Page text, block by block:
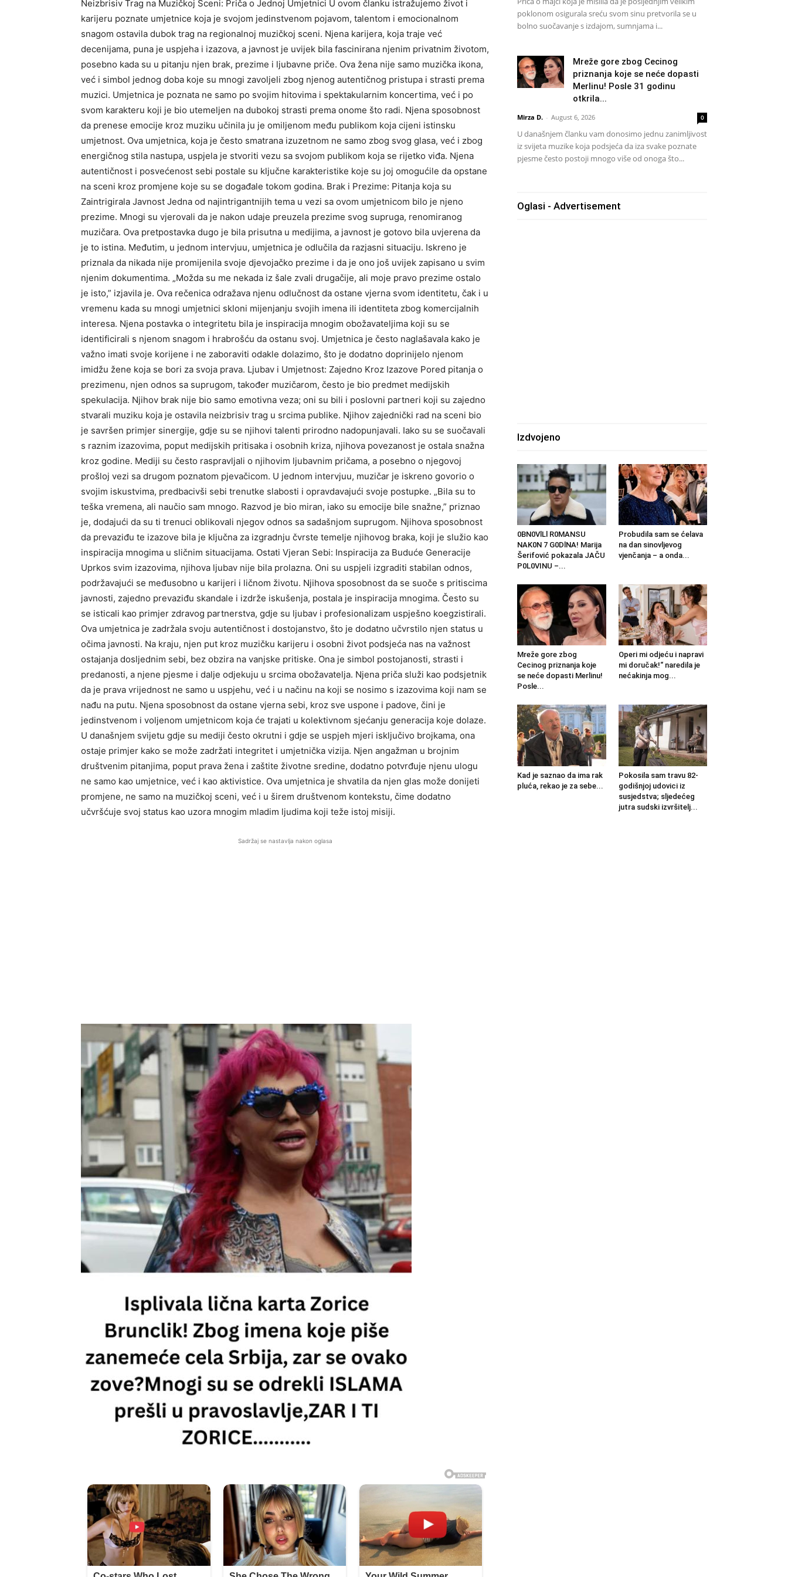
Neizbrisiv Trag na Muzičkoj Sceni: Priča o Jednoj Umjetnici U ovom članku istražujemo život i
karijeru poznate umjetnice koja je svojom jedinstvenom pojavom, talentom i emocionalnom
snagom ostavila dubok trag na regionalnoj muzičkoj sceni. Njena karijera, koja traje već
decenijama, puna je uspjeha i izazova, a javnost je uvijek bila fascinirana njenim privatnim životom,
posebno kada su u pitanju njen brak, prezime i ljubavne priče. Ova žena nije samo muzička ikona,
već i simbol jednog doba koje su mnogi zavoljeli zbog njenog autentičnog pristupa i strasti prema
muzici. Umjetnica je poznata ne samo po svojim hitovima i spektakularnim koncertima, već i po
svom karakteru koji je bio utemeljen na dubokoj strasti prema onome što radi. Njena sposobnost
da prenese emocije kroz muziku učinila ju je omiljenom među publikom koja cijeni istinsku
umjetnost. Ova umjetnica, koja je često smatrana izuzetnom ne samo zbog svog glasa, već i zbog
energičnog stila nastupa, uspjela je stvoriti vezu sa svojom publikom koja se rijetko viđa. Njena
autentičnost i posvećenost sebi postale su ključne karakteristike koje su joj omogućile da opstane
na sceni kroz promjene koje su se događale tokom godina. Brak i Prezime: Pitanja koja su
Zaintrigirala Javnost Jedna od najintrigantnijih tema u vezi sa ovom umjetnicom bilo je njeno
prezime. Mnogi su vjerovali da je nakon udaje preuzela prezime svog supruga, renomiranog
muzičara. Ova pretpostavka dugo je bila prisutna u medijima, a javnost je gotovo bila uvjerena da
je to istina. Međutim, u jednom intervjuu, umjetnica je odlučila da razjasni situaciju. Iskreno je
priznala da nikada nije promijenila svoje djevojačko prezime i da je ono još uvijek zapisano u svim
njenim dokumentima. „Možda su me nekada iz šale zvali drugačije, ali moje pravo prezime ostalo
je isto,” izjavila je. Ova rečenica odražava njenu odlučnost da ostane vjerna svom identitetu, čak i u
vremenu kada su mnogi umjetnici skloni mijenjanju svojih imena ili identiteta zbog komercijalnih
interesa. Njena postavka o integritetu bila je inspiracija mnogim obožavateljima koji su se
identificirali s njenom snagom i hrabrošću da ostanu svoj. Umjetnica je često naglašavala kako je
važno imati svoje korijene i ne zaboraviti odakle dolazimo, što je dodatno doprinijelo njenom
imidžu žene koja se bori za svoja prava. Ljubav i Umjetnost: Zajedno Kroz Izazove Pored pitanja o
prezimenu, njen odnos sa suprugom, također muzičarom, često je bio predmet medijskih
spekulacija. Njihov brak nije bio samo emotivna veza; oni su bili i poslovni partneri koji su zajedno
stvarali muziku koja je ostavila neizbrisiv trag u srcima publike. Njihov zajednički rad na sceni bio
je savršen primjer sinergije, gdje su se njihovi talenti prirodno nadopunjavali. Iako su se suočavali
s raznim izazovima, poput medijskih pritisaka i osobnih kriza, njihova povezanost je ostala snažna
kroz godine. Mediji su često raspravljali o njihovim ljubavnim pričama, a posebno o njegovoj
prošloj vezi sa drugom poznatom pjevačicom. U jednom intervjuu, muzičar je iskreno govorio o
svojim iskustvima, predbacivši sebi trenutke slabosti i opravdavajući svoje postupke. „Bila su to
teška vremena, ali naučio sam mnogo. Razvod je bio miran, iako su emocije bile snažne,” priznao
je, dodajući da su ti trenuci oblikovali njegov odnos sa sadašnjom suprugom. Njihova sposobnost
da prevaziđu te izazove bila je ključna za izgradnju čvrste temelje njihovog braka, koji je služio kao
inspiracija mnogima u sličnim situacijama. Ostati Vjeran Sebi: Inspiracija za Buduće Generacije
Uprkos svim izazovima, njihova ljubav nije bila prolazna. Oni su uspjeli izgraditi stabilan odnos,
podržavajući se međusobno u karijeri i ličnom životu. Njihova sposobnost da se suoče s pritiscima
javnosti, zajedno prevaziđu skandale i izdrže iskušenja, postala je inspiracija mnogima. Često su
se isticali kao primjer zdravog partnerstva, gdje su ljubav i profesionalizam uspješno koegzistirali.
Ova umjetnica je zadržala svoju autentičnost i dostojanstvo, što je dodatno učvrstilo njen status u
očima javnosti. Na kraju, njen put kroz muzičku karijeru i osobni život podsjeća nas na važnost
ostajanja dosljednim sebi, bez obzira na vanjske pritiske. Ona je simbol postojanosti, strasti i
predanosti, a njene pjesme i dalje odjekuju u srcima obožavatelja. Njena priča služi kao podsjetnik
da je prava vrijednost ne samo u uspjehu, već i u načinu na koji se nosimo s izazovima koji nam se
nađu na putu. Njena sposobnost da ostane vjerna sebi, kroz sve uspone i padove, čini je
jedinstvenom i voljenom umjetnicom koja će trajati u kolektivnom sjećanju generacija koje dolaze.
U današnjem svijetu gdje su mediji često okrutni i gdje se uspjeh mjeri isključivo brojkama, ona
ostaje primjer kako se može zadržati integritet i umjetnička vizija. Njen angažman u brojnim
društvenim pitanjima, poput prava žena i zaštite životne sredine, dodatno potvrđuje njenu ulogu
ne samo kao umjetnice, već i kao aktivistice. Ova umjetnica je shvatila da njen glas može donijeti
promjene, ne samo na muzičkoj sceni, već i u širem društvenom kontekstu, čime dodatno
učvršćuje svoj status kao uzora mnogim mladim ljudima koji teže istoj misiji.
Sadržaj se nastavlja nakon oglasa
poklonom osigurala sreću svom sinu pretvorila se u
bolno suočavanje s izdajom, sumnjama i...
Mreže gore zbog Cecinog
priznanja koje se neće dopasti
Merlinu! Posle 31 godinu
otkrila...
Mirza D. - August 6, 2026 0
U današnjem članku vam donosimo jednu zanimljivost
iz svijeta muzike koja podsjeća da iza svake poznate
pjesme često postoji mnogo više od onoga što...
Oglasi - Advertisement
Izdvojeno
0BN0VlLl R0MANSU
NAK0N 7 G0DlNA! Marija
Šerifović pokazala JAČU
P0L0VINU –...
Probudila sam se ćelava
na dan sinovljevog
vjenčanja – a onda...
Mreže gore zbog
Cecinog priznanja koje
se neće dopasti Merlinu!
Posle...
Operi mi odjeću i napravi
mi doručak!“ naredila je
nećakinja mog...
Kad je saznao da ima rak
pluća, rekao je za sebe...
Pokosila sam travu 82-
godišnjoj udovici iz
susjedstva; sljedećeg
jutra sudski izvršitelj...